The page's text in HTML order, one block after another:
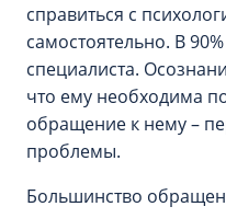
справиться с
самостоятельно. В
специалиста.
что ему необходима
обращение к нему –
проблемы.
Большинство